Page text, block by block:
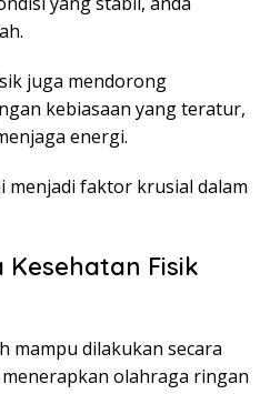
juga mendorong
kebiasaan yang teratur,
energi.
menjadi faktor krusial dalam
Fisik
dilakukan secara
olahraga ringan